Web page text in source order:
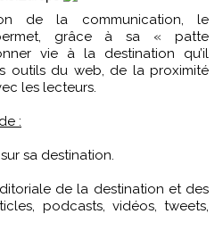
grâce à sa « patte
vie à la destination qu’il
outils du web, de la proximité
les lecteurs.
:
sa destination.
de la destination et des
podcasts, vidéos, tweets,